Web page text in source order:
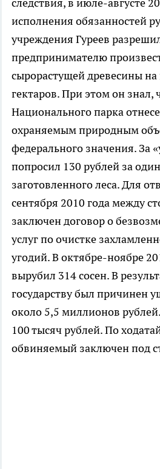
исполнения обязанностей
учреждения Гуреев
предпринимателю
сырорастущей древесины
гектаров. При этом он знал,
Национального парка
охраняемым природным
федерального значения. За
попросил 130 рублей за
заготовленного леса. Для
сентября 2010 года между
заключен договор о
услуг по очистке
угодий. В октябре-ноябре
вырубил 314 сосен. В
государству был причинен
около 5,5 миллионов
100 тысяч рублей. По
обвиняемый заключен под